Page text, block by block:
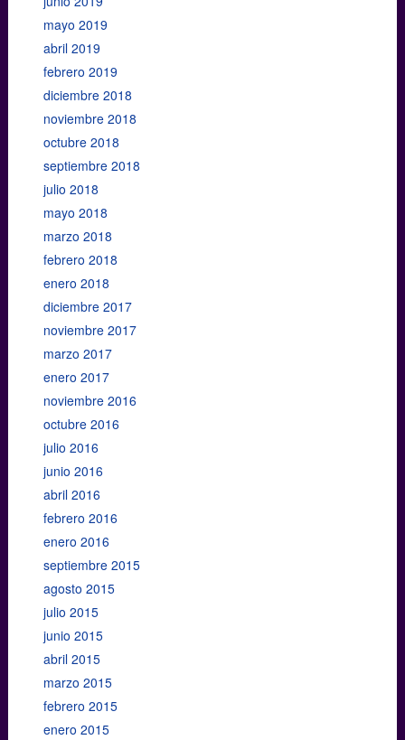
mayo 2019
abril 2019
febrero 2019
diciembre 2018
noviembre 2018
octubre 2018
septiembre 2018
julio 2018
mayo 2018
marzo 2018
febrero 2018
enero 2018
diciembre 2017
noviembre 2017
marzo 2017
enero 2017
noviembre 2016
octubre 2016
julio 2016
junio 2016
abril 2016
febrero 2016
enero 2016
septiembre 2015
agosto 2015
julio 2015
junio 2015
abril 2015
marzo 2015
febrero 2015
enero 2015